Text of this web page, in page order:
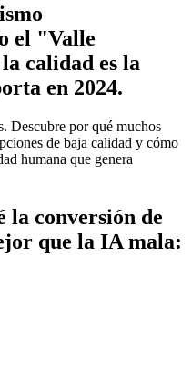
el "Valle
calidad es la
en 2024.
Descubre por qué muchos
de baja calidad y cómo
humana que genera
conversión de
que la IA mala: